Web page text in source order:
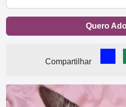
Quero
Compartilhar